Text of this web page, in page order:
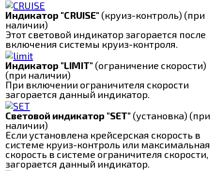
Индикатор "CRUISE" (круиз-контроль) (при
наличии)
Этот световой индикатор загорается после
включения системы круиз-контроля.
Индикатор "LIMIT" (ограничение скорости)
(при наличии)
При включении ограничителя скорости
загорается данный индикатор.
Световой индикатор "SET" (установка) (при
наличии)
Если установлена крейсерская скорость в
системе круиз-контроль или максимальная
скорость в системе ограничителя скорости,
загорается данный индикатор.